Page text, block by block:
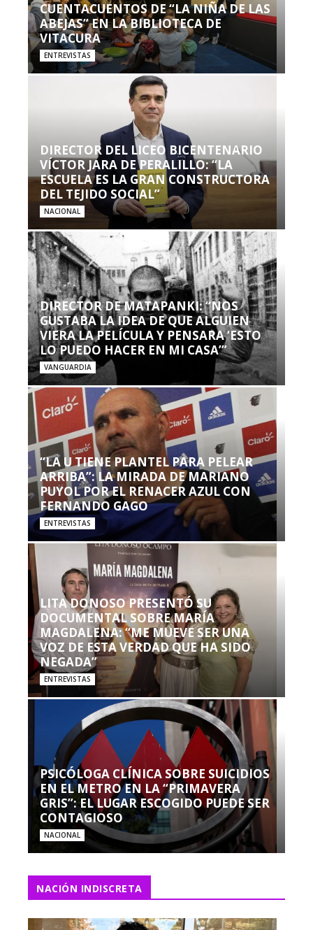
CUENTACUENTOS DE “LA NIÑA DE LAS
ABEJAS” EN LA BIBLIOTECA DE
VITACURA
ENTREVISTAS
DIRECTOR DEL LICEO BICENTENARIO
VÍCTOR JARA DE PERALILLO: “LA
ESCUELA ES LA GRAN CONSTRUCTORA
DEL TEJIDO SOCIAL”
NACIONAL
DIRECTOR DE MATAPANKI: “NOS
GUSTABA LA IDEA DE QUE ALGUIEN
VIERA LA PELÍCULA Y PENSARA ‘ESTO
LO PUEDO HACER EN MI CASA’”
VANGUARDIA
“LA U TIENE PLANTEL PARA PELEAR
ARRIBA”: LA MIRADA DE MARIANO
PUYOL POR EL RENACER AZUL CON
FERNANDO GAGO
ENTREVISTAS
LITA DONOSO PRESENTÓ SU
DOCUMENTAL SOBRE MARÍA
MAGDALENA: “ME MUEVE SER UNA
VOZ DE ESTA VERDAD QUE HA SIDO
NEGADA”
ENTREVISTAS
PSICÓLOGA CLÍNICA SOBRE SUICIDIOS
EN EL METRO EN LA “PRIMAVERA
GRIS”: EL LUGAR ESCOGIDO PUEDE SER
CONTAGIOSO
NACIONAL
NACIÓN INDISCRETA